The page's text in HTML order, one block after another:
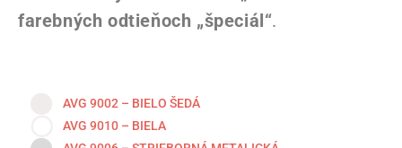
farebných odtieňoch „špeciál“.
AVG 9002 – BIELO ŠEDÁ
AVG 9010 – BIELA